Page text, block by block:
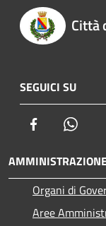
Città
SEGUICI SU
Facebook
Organi di
Aree